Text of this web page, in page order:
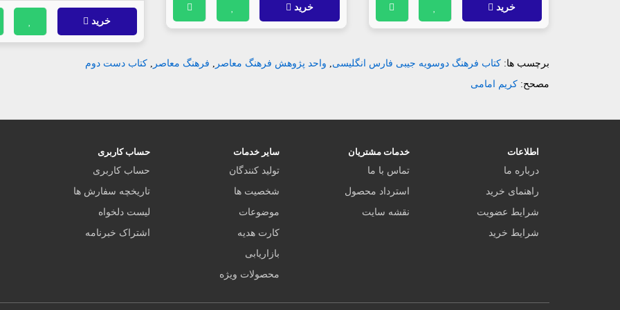
خرید
خرید
خرید
برچسب ها: کتاب فرهنگ دوسویه جیبی فارس انگلیسی, واحد پژوهش فرهنگ معاصر , فرهنگ معاصر , کتاب دست دوم
مصحح: کریم امامی
اطلاعات
درباره ما
راهنمای خرید
شرایط عضویت
شرایط خرید
خدمات مشتریان
تماس با ما
استرداد محصول
نقشه سایت
سایر خدمات
تولید کنندگان
شخصیت ها
موضوعات
کارت هدیه
بازاریابی
محصولات ویژه
حساب کاربری
حساب کاربری
تاریخچه سفارش ها
لیست دلخواه
اشتراک خبرنامه